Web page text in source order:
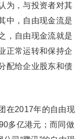
为，与投资者对其
中，自由现金流是
，自由现金流就是
正常运转和保持企
配给企业股东和债
在2017年的自由现
多亿港元；而同做